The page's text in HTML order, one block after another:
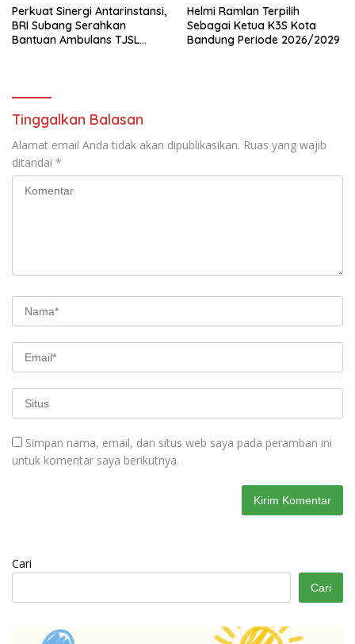
Perkuat Sinergi Antarinstansi,
BRI Subang Serahkan
Bantuan Ambulans TJSL
Helmi Ramlan Terpilih
Sebagai Ketua K3S Kota
Bandung Periode 2026/2029
Tinggalkan Balasan
Alamat email Anda tidak akan dipublikasikan. Ruas yang wajib
ditandai *
Simpan nama, email, dan situs web saya pada peramban ini
untuk komentar saya berikutnya.
Cari
Cari